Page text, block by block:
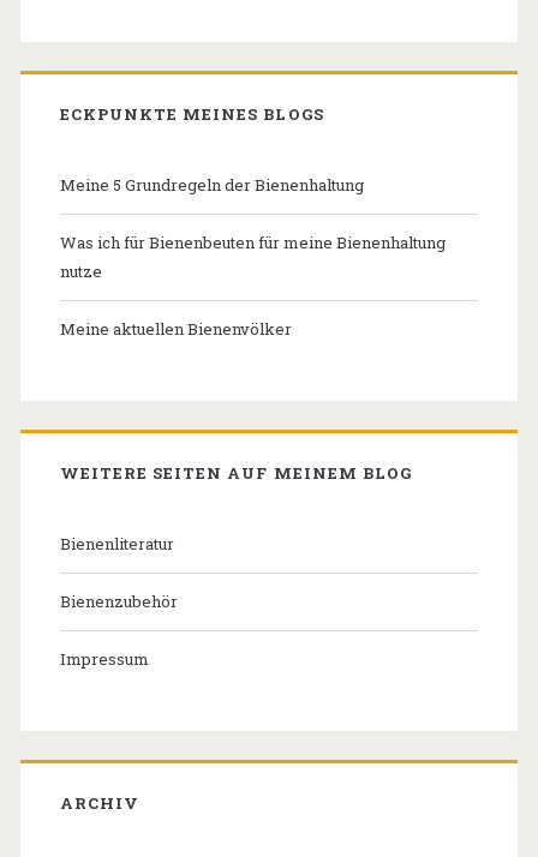
ECKPUNKTE MEINES BLOGS
Meine 5 Grundregeln der Bienenhaltung
Was ich für Bienenbeuten für meine Bienenhaltung
nutze
Meine aktuellen Bienenvölker
WEITERE SEITEN AUF MEINEM BLOG
Bienenliteratur
Bienenzubehör
Impressum
ARCHIV